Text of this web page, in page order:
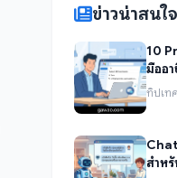
ข่าวน่าสนใจ
10
มืออ
ทิปเท
สำห